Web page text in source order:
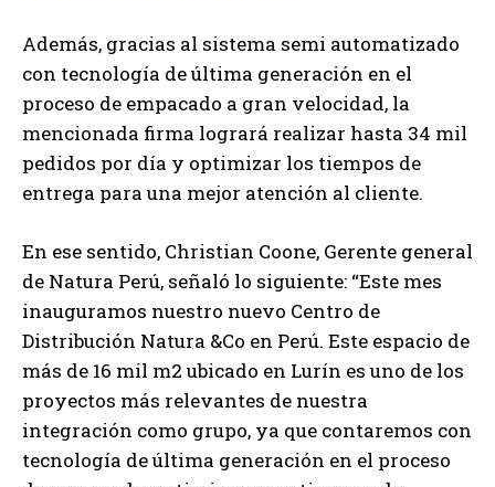
Además, gracias al sistema semi automatizado
con tecnología de última generación en el
proceso de empacado a gran velocidad, la
mencionada firma logrará realizar hasta 34 mil
pedidos por día y optimizar los tiempos de
entrega para una mejor atención al cliente.
En ese sentido, Christian Coone, Gerente general
de Natura Perú, señaló lo siguiente: “Este mes
inauguramos nuestro nuevo Centro de
Distribución Natura &Co en Perú. Este espacio de
más de 16 mil m2 ubicado en Lurín es uno de los
proyectos más relevantes de nuestra
integración como grupo, ya que contaremos con
tecnología de última generación en el proceso